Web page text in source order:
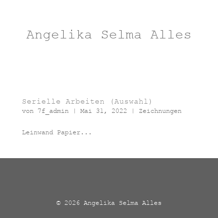
Angelika Selma Alles
Serielle Arbeiten (Auswahl)
von 7f_admin| Mai 31, 2022 | Zeichnungen
Leinwand Papier...
© 2026 Angelika Selma Alles